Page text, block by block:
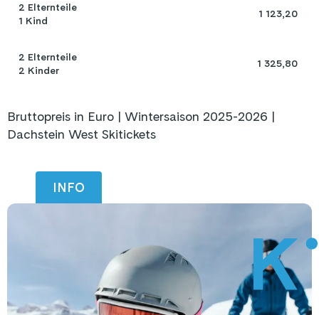
2 Elternteile
1 Kind
1 123,20
2 Elternteile
2 Kinder
1 325,80
Bruttopreis in Euro | Wintersaison 2025-2026 |
Dachstein West Skitickets
INFO